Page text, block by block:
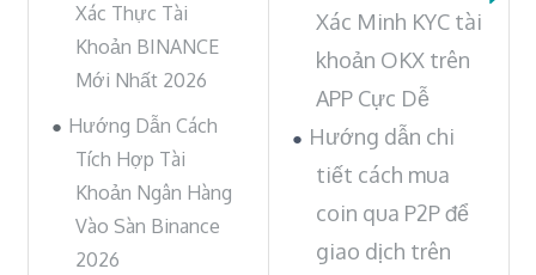
Xác Thực Tài
Khoản BINANCE
Mới Nhất 2026
Hướng Dẫn Cách
Tích Hợp Tài
Khoản Ngân Hàng
Vào Sàn Binance
2026
Xác Minh KYC tài
khoản OKX trên
APP Cực Dễ
Hướng dẫn chi
tiết cách mua
coin qua P2P để
giao dịch trên